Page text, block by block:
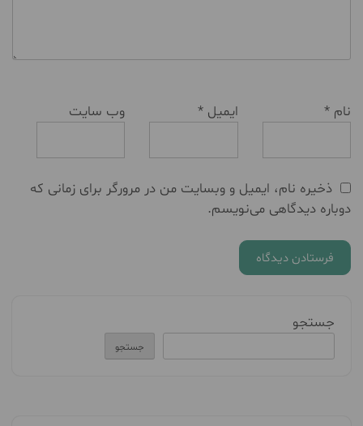
نام * ایمیل* وب‌ سایت
ذخیره نام، ایمیل و وبسایت من در مرورگر برای زمانی که
دوباره دیدگاهی می‌نویسم.
جستجو
جستجو